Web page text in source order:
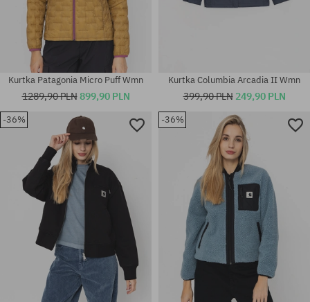
Dostępne rozmiary:
Dostępne rozmiary:
Kurtka Patagonia Micro Puff Wmn
1289,90 PLN899,90 PLN
Kurtka Columbia Arcadia II Wmn
399,90 PLN 249,90 PLN
-36% -36%